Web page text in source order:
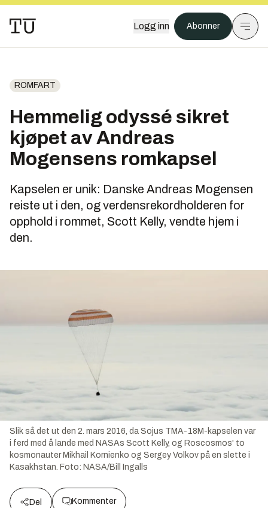
Logg inn Abonner
ROMFART
Hemmelig odyssé sikret
kjøpet av Andreas
Mogensens romkapsel
Kapselen er unik: Danske Andreas Mogensen
reiste ut i den, og verdensrekordholderen for
opphold i rommet, Scott Kelly, vendte hjem i
den.
Slik så det ut den 2. mars 2016, da Sojus TMA-18M-kapselen var
i ferd med å lande med NASAs Scott Kelly, og Roscosmos' to
kosmonauter Mikhail Kornienko og Sergey Volkov på en slette i
Kasakhstan. Foto: NASA/Bill Ingalls
Del Kommenter